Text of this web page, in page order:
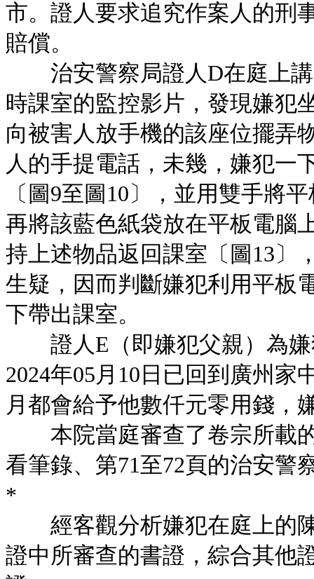
市。證人要求追究作案人的刑
賠償。
治安警察局證人D在庭上講
時課室的監控影片，發現嫌犯
向被害人放手機的該座位擺弄
人的手提電話，未幾，嫌犯一
〔圖9至圖10〕，並用雙手將
再將該藍色紙袋放在平板電腦
持上述物品返回課室〔圖13〕
生疑，因而判斷嫌犯利用平板
下帶出課室。
證人E（即嫌犯父親）為嫌
2024年05月10日已回到廣州
月都會給予他數仟元零用錢，
本院當庭審查了卷宗所載的
看筆錄、第71至72頁的治安警
*
經客觀分析嫌犯在庭上的陳
證中所審查的書證，綜合其他